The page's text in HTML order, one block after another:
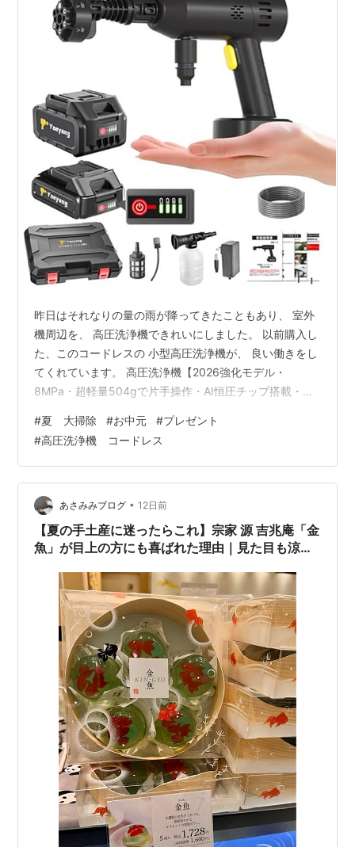
昨日はそれなりの量の雨が降ってきたこともあり、 室外
機周辺を、 高圧洗浄機できれいにしました。 以前購入し
た、このコードレスの 小型高圧洗浄機が、 良い働きをし
てくれています。 高圧洗浄機【2026強化モデル・
8MPa・超軽量504gで片手操作・AI恒圧チップ搭載・二
性30％向上・ぴかぴか洗浄店監修】コードレス 充電式
洗車機 残量表示 PSE認証済 バッテリー2個 総容量
30000mAh マキタバッテリー互換 6in1ノズル ペットボ
トル対応 5m柔軟ホース 水道不要 小型 自吸式 低騒音 コ
ンパクト収納 洗車 家庭用 Yoeyang Ama…
#夏 大掃除 #お中元 #プレゼント
#高圧洗浄機 コードレス
あさみみブログ • 12日前
【夏の手土産に迷ったらこれ】宗家 源 吉兆庵「金
魚」が目上の方にも喜ばれた理由｜見た目も涼や